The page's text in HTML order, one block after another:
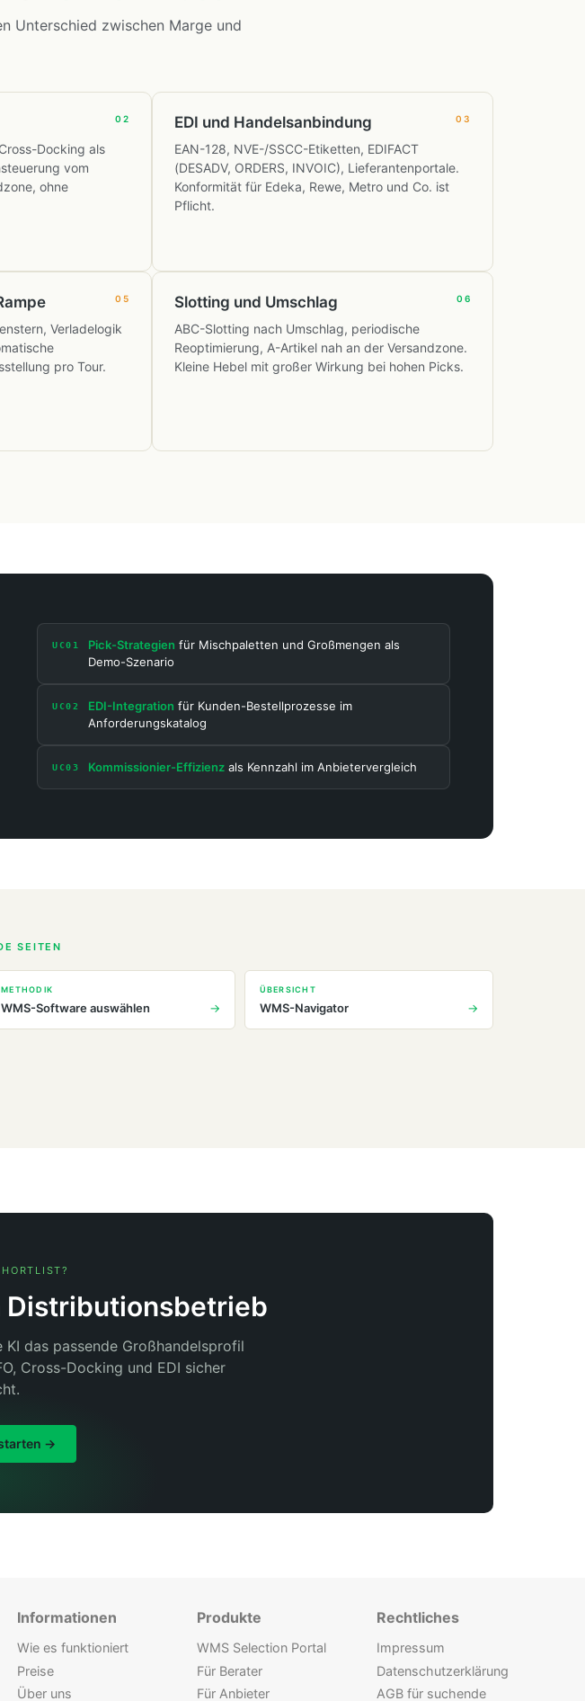
Unterschied zwischen Marge und
02
Docking als
vom
ohne
03
EDI und Handelsanbindung
EAN-128, NVE-/SSCC-Etiketten, EDIFACT
(DESADV, ORDERS, INVOIC), Lieferantenportale.
Konformität für Edeka, Rewe, Metro und Co. ist
Pflicht.
05
Verladelogik
pro Tour.
06
Slotting und Umschlag
ABC-Slotting nach Umschlag, periodische
Reoptimierung, A-Artikel nah an der Versandzone.
Kleine Hebel mit großer Wirkung bei hohen Picks.
UC01 Pick-Strategien für Mischpaletten und Großmengen als
Demo-Szenario
UC02 EDI-Integration für Kunden-Bestellprozesse im
Anforderungskatalog
UC03 Kommissionier-Effizienzals Kennzahl im Anbietervergleich
SEITEN
METHODIK
WMS-Software auswählen
ÜBERSICHT
WMS-Navigator
Distributionsbetrieb
das passende Großhandelsprofil
Cross-Docking und EDI sicher
→
Informationen
Wie es funktioniert
Preise
Über uns
Produkte
WMS Selection Portal
Für Berater
Für Anbieter
Rechtliches
Impressum
Datenschutzerklärung
AGB für suchende